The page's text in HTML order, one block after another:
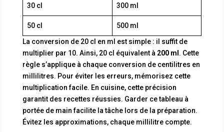
30 cl 300 ml
50 cl
500 ml
La conversion de 20 cl en ml est simple : il suffit de
multiplier par 10. Ainsi, 20 cl équivalent à 200 ml . Cette
règle s’applique à chaque conversion de centilitres en
millilitres. Pour éviter les erreurs, mémorisez cette
multiplication facile. En cuisine, cette précision
garantit des recettes réussies. Garder ce tableau à
portée de main facilite la tâche lors de la préparation.
Évitez les approximations, chaque millilitre compte.